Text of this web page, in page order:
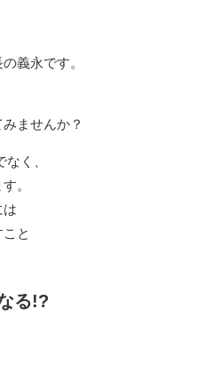
義永です。
ませんか？
く、
。
は
と
る!?